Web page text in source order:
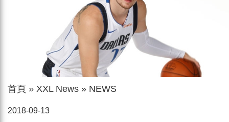
首頁 » XXL News » NEWS
2018-09-13